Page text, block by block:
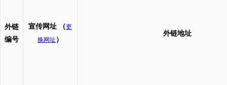
外链
编号
宣传网址 （更
换网址 ）
外链地址